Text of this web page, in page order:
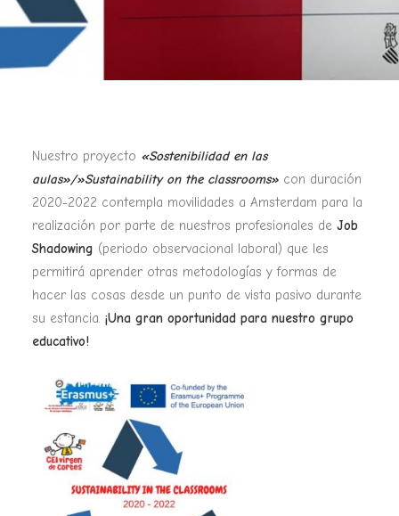
Nuestro proyecto «Sostenibilidad en las
aulas»/»Sustainability on the classrooms» con duración
2020-2022 contempla movilidades a Amsterdam para la
realización por parte de nuestros profesionales de Job
Shadowing (periodo observacional laboral) que les
permitirá aprender otras metodologías y formas de
hacer las cosas desde un punto de vista pasivo durante
su estancia. ¡Una gran oportunidad para nuestro grupo
educativo!